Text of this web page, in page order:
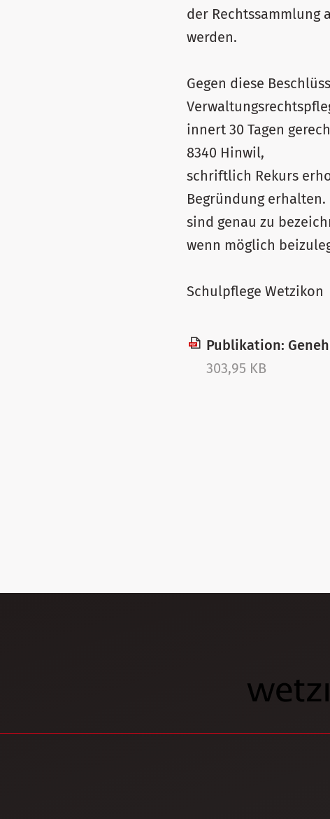
der Rechtssammlung
werden.
Gegen diese
innert 30 Tagen
8340 Hinwil,
schriftlich Rekurs
Begründung
sind genau zu
wenn möglich
Schulpflege Wetzikon
Publikation:
303,95 KB